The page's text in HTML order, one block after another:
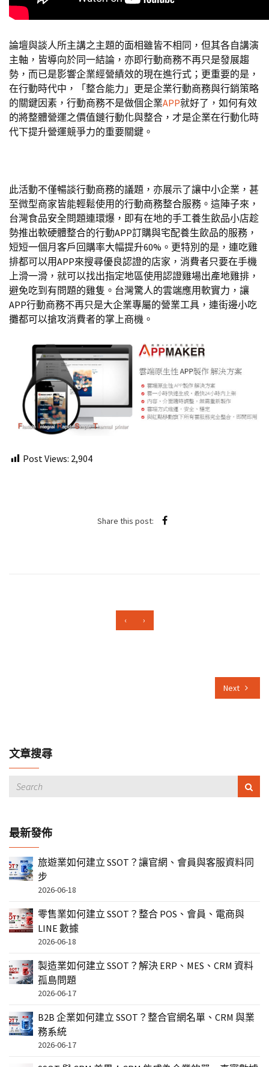
論壇與談人所主講之主題的面相雖皆不相同，但其各自講演
主軸，皆導向於同一結論，亦即行動商務不再只是發展趨
勢，而已是影響企業經營績效的現在進行式；更重要的是，
在行動時代中，「整合能力」更是企業行動商務與行銷策略
的關鍵因素，行動商務不是做個企業APP就好了，如何有效
的將整體營運之價值鏈行動化與整合，才是企業在行動化時
代下提升營運競爭力的重要關鍵。
此活動不僅暢談行動商務的議題，亦展示了讓中小企業，甚
至微型商家皆能輕鬆使用的行動商務整合服務。這陣子來，
台灣食品安全問題連環爆，即有在地的手工養生飲品小店趁
勢推出軟硬體整合的行動APP訂購與宅配養生飲品的服務，
短短一個月客戶回購率大幅提升60%。更特別的是，連吃雞
排都可以用APP來搜尋優良認證的店家，消費者只要在手機
上滑一滑，就可以找出指定地區使用認證雞場出產地雞排，
避免吃到有問題的雞隻。台灣驚人的雲端應用軟實力，讓
APP行動商務不再只是大企業專屬的營業工具，連街邊小吃
攤都可以搶攻消費者的掌上商機。
Post Views: 2,904
Share this post:
‹ ›
Next
文章搜尋
最新發佈
旅遊業如何建立 SSOT？讓官網、會員與客服資料同
步
2026-06-18
零售業如何建立 SSOT？整合 POS、會員、電商與
LINE 數據
2026-06-18
製造業如何建立 SSOT？解決 ERP、MES、CRM 資料
孤島問題
2026-06-17
B2B 企業如何建立 SSOT？整合官網名單、CRM 與業
務系統
2026-06-17